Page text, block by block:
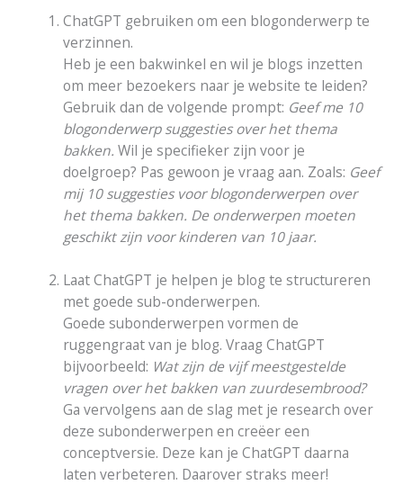
ChatGPT gebruiken om een blogonderwerp te
verzinnen.
Heb je een bakwinkel en wil je blogs inzetten
om meer bezoekers naar je website te leiden?
Gebruik dan de volgende prompt: Geef me 10
blogonderwerp suggesties over het thema
bakken. Wil je specifieker zijn voor je
doelgroep? Pas gewoon je vraag aan. Zoals: Geef
mij 10 suggesties voor blogonderwerpen over
het thema bakken. De onderwerpen moeten
geschikt zijn voor kinderen van 10 jaar.
Laat ChatGPT je helpen je blog te structureren
met goede sub-onderwerpen.
Goede subonderwerpen vormen de
ruggengraat van je blog. Vraag ChatGPT
bijvoorbeeld: Wat zijn de vijf meestgestelde
vragen over het bakken van zuurdesembrood?
Ga vervolgens aan de slag met je research over
deze subonderwerpen en creëer een
conceptversie. Deze kan je ChatGPT daarna
laten verbeteren. Daarover straks meer!